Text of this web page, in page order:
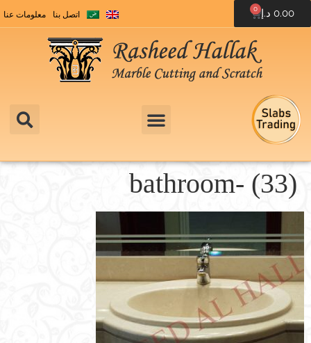
0.00 د.إ 0
اتصل بنا معلومات عنا
bathroom- (33)